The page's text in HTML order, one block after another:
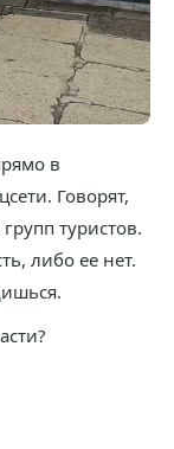
в
Говорят,
туристов.
либо ее нет.